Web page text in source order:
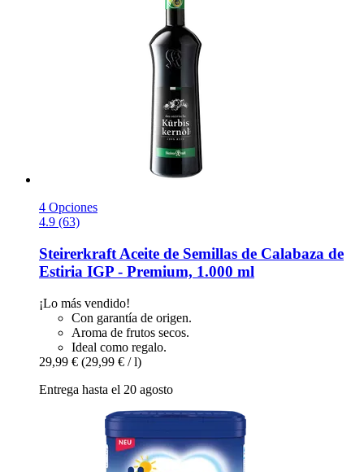
4 Opciones
4.9 (63)
Steirerkraft Aceite de Semillas de Calabaza de
Estiria IGP -​ Premium, 1.000 ml
¡Lo más vendido!
Con garantía de origen.
Aroma de frutos secos.
Ideal como regalo.
29,99 € (29,99 € / l)
Entrega hasta el 20 agosto